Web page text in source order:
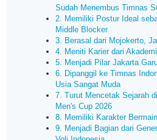
Sudah Menembus Timnas
2. Memiliki Postur Ideal
Middle Blocker
3. Berasal dari Mojokerto,
4. Meniti Karier dari
5. Menjadi Pilar Jakarta
6. Dipanggil ke Timnas
Usia Sangat Muda
7. Turut Mencetak Sejarah
Men's Cup 2026
8. Memiliki Karakter
9. Menjadi Bagian dari